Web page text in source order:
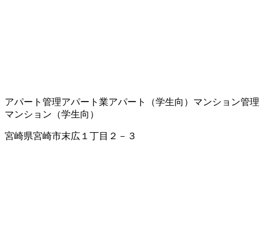
アパート管理アパート業アパート（学生向） マンション管理
マンション（学生向）
宮崎県宮崎市末広１丁目２－３